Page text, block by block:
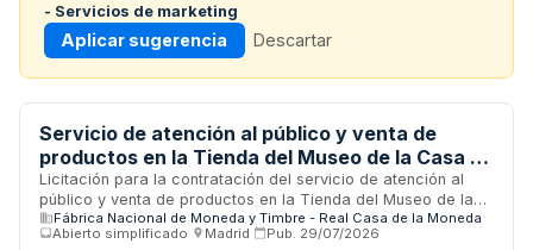
- Servicios de marketing
Aplicar sugerencia Descartar
Servicio de atención al público y venta de
productos en la Tienda del Museo de la Casa de
la Moneda
Licitación para la contratación del servicio de atención al
público y venta de productos en la Tienda del Museo de la
Casa de la Moneda, ubicada en Madrid, así como en ferias y
eventos dentro de la Comunidad de Madrid. El servicio
Fábrica Nacional de Moneda y Timbre - Real Casa de la Moneda
Abierto simplificado
Madrid Pub. 29/07/2026